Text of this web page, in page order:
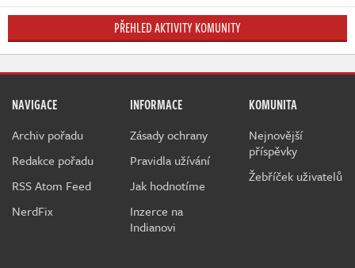
PŘEHLED AKTIVITY KOMUNITY
NAVIGACE
Archiv pořadu
Redakce pořadu
RSS Atom Feed
NerdFix
INFORMACE
Zásady ochrany
Pravidla užívání
Jak hodnotíme
Inzerce na
Indianovi
KOMUNITA
Nejnovější
příspěvky
Žebříček uživatelů